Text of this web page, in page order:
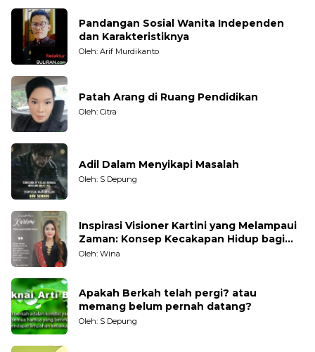
Pandangan Sosial Wanita Independen
dan Karakteristiknya
Oleh: Arif Murdikanto
Patah Arang di Ruang Pendidikan
Oleh: Citra
Adil Dalam Menyikapi Masalah
Oleh: S Depung
Inspirasi Visioner Kartini yang Melampaui
Zaman: Konsep Kecakapan Hidup bagi
Generasi Muda
Oleh: Wina
Apakah Berkah telah pergi? atau
memang belum pernah datang?
Oleh: S Depung